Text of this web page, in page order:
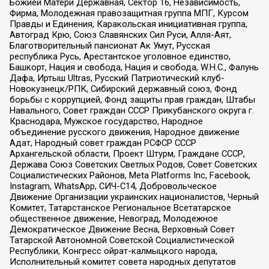
Божией Матери Державная, Сектор 16, Независимость,
Фирма, Молодежная правозащитная группа МПГ, Курсом
Правды и Единения, Каракольская инициативная группа,
Автоград Крю, Союз Славянских Сил Руси, Алля-Аят,
Благотворительный пансионат Ак Умут, Русская
республика Русь, Арестантское уголовное единство,
Башкорт, Нация и свобода, Нация и свобода, W.H.С., Фалунь
Дафа, Иртыш Ultras, Русский Патриотический клуб-
Новокузнецк/РПК, Сибирский державный союз, Фонд
борьбы с коррупцией, Фонд защиты прав граждан, Штабы
Навального, Совет граждан СССР Прикубанского округа г.
Краснодара, Мужское государство, Народное
объединение русского движения, Народное движение
Адат, Народный совет граждан РСФСР СССР
Архангельской области, Проект Штурм, Граждане СССР,
Держава Союз Советских Светлых Родов, Совет Советских
Социалистических Районов, Meta Platforms Inc, Facebook,
Instagram, WhatsApp, СИЧ-С14, Добровольческое
Движение Организации украинских националистов, Черный
Комитет, Татарстанское Региональное Всетатарское
общественное движение, Невоград, Молодежное
Демократическое Движение Весна, Верховный Совет
Татарской Автономной Советской Социалистической
Республики, Конгресс ойрат-калмыцкого народа,
Исполнительный комитет совета народных депутатов